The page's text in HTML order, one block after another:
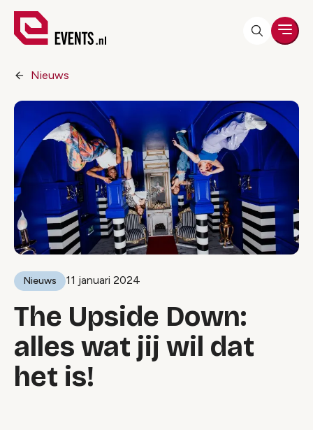
Nieuws
Nieuws 11 januari 2024
The Upside Down:
alles wat jij wil dat
het is!